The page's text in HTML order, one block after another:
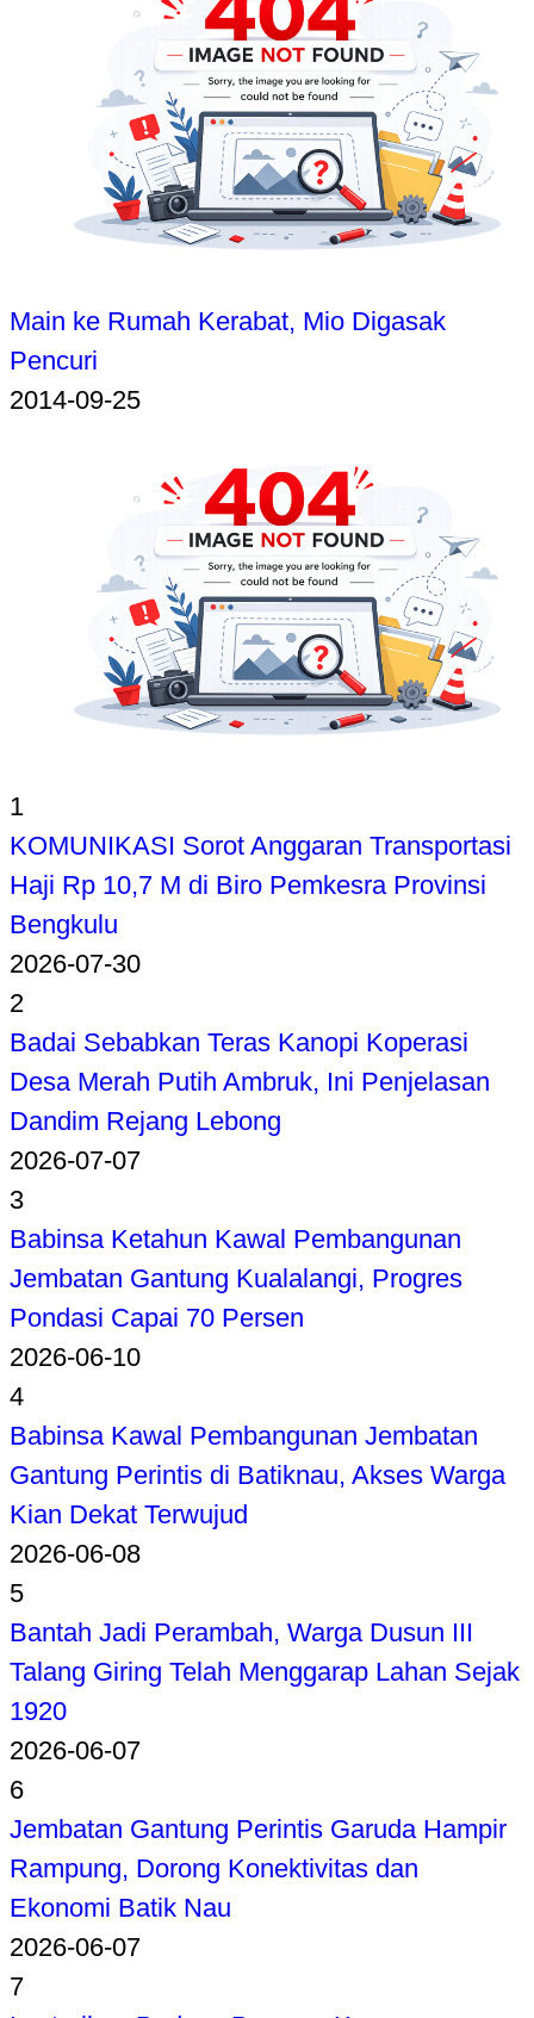
Main ke Rumah Kerabat, Mio Digasak
Pencuri
2014-09-25
1
KOMUNIKASI Sorot Anggaran Transportasi
Haji Rp 10,7 M di Biro Pemkesra Provinsi
Bengkulu
2026-07-30
2
Badai Sebabkan Teras Kanopi Koperasi
Desa Merah Putih Ambruk, Ini Penjelasan
Dandim Rejang Lebong
2026-07-07
3
Babinsa Ketahun Kawal Pembangunan
Jembatan Gantung Kualalangi, Progres
Pondasi Capai 70 Persen
2026-06-10
4
Babinsa Kawal Pembangunan Jembatan
Gantung Perintis di Batiknau, Akses Warga
Kian Dekat Terwujud
2026-06-08
5
Bantah Jadi Perambah, Warga Dusun III
Talang Giring Telah Menggarap Lahan Sejak
1920
2026-06-07
6
Jembatan Gantung Perintis Garuda Hampir
Rampung, Dorong Konektivitas dan
Ekonomi Batik Nau
2026-06-07
7